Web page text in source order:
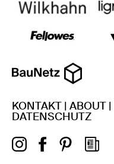
KONTAKT | ABOUT |
DATENSCHUTZ